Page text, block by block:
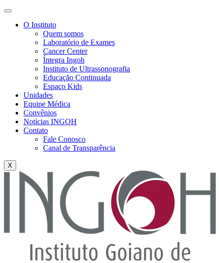
O Instituto
Quem somos
Laboratório de Exames
Cancer Center
Íntegra Ingoh
Instituto de Ultrassonografia
Educação Continuada
Espaço Kids
Unidades
Equipe Médica
Convênios
Notícias INGOH
Contato
Fale Conosco
Canal de Transparência
X